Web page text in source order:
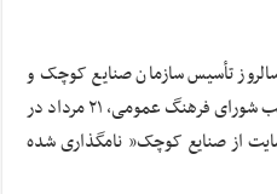
سالروز تأسیس سازمان صنایع کوچک و
شهرک‌های صنعتی ایران و بنا به تصویب شورای فرهنگ عمومی، ۲۱ مرداد در
از صنایع کوچک” نامگذاری شده